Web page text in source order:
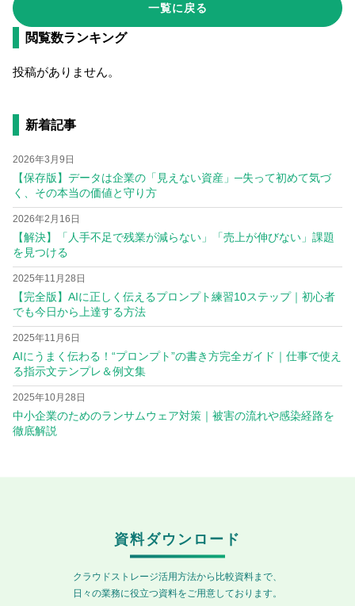
一覧に戻る
閲覧数ランキング
投稿がありません。
新着記事
【保存版】データは企業の「見えない資産」─失って初めて気づ
く、その本当の価値と守り方
2026年3月9日
【解決】「人手不足で残業が減らない」「売上が伸びない」課題
を見つける
2026年2月16日
【完全版】AIに正しく伝えるプロンプト練習10ステップ｜初心者
でも今日から上達する方法
2025年11月28日
AIにうまく伝わる！“プロンプト”の書き方完全ガイド｜仕事で使え
る指示文テンプレ＆例文集
2025年11月6日
中小企業のためのランサムウェア対策｜被害の流れや感染経路を
徹底解説
2025年10月28日
資料ダウンロード
クラウドストレージ活用方法から比較資料まで、
日々の業務に役立つ資料をご用意しております。